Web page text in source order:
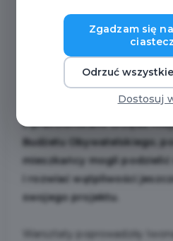
BUDŻETU
Miejskiej Bibliotece
odbyły się warsztaty
z pracownikami Urzędu
Budżetu Obywatelskiego,
mieszkańcy mogli podzielić
i rozwiać wątpliwości
swojego projektu.
Warsztaty poprowadziły
Zgadzam się
Odrzuć
Dostosuj